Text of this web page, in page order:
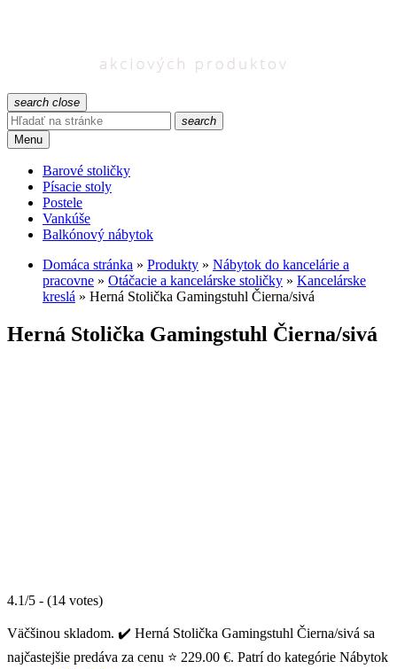
search close
search
Menu
Barové stoličky
Písacie stoly
Postele
Vankúše
Balkónový nábytok
Domáca stránka » Produkty » Nábytok do kancelárie a
pracovne » Otáčacie a kancelárske stoličky » Kancelárske
kreslá » Herná Stolička Gamingstuhl Čierna/sivá
Herná Stolička Gamingstuhl Čierna/sivá
4.1/5 - (14 votes)
Väčšinou skladom. ✔️ Herná Stolička Gamingstuhl Čierna/sivá sa
najčastejšie predáva za cenu ⭐ 229.00 €. Patrí do kategórie Nábytok